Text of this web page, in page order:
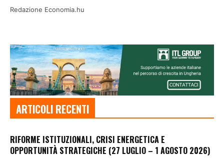
Redazione Economia.hu
ARTICOLI RECENTI
RIFORME ISTITUZIONALI, CRISI ENERGETICA E
OPPORTUNITÀ STRATEGICHE (27 LUGLIO – 1 AGOSTO 2026)